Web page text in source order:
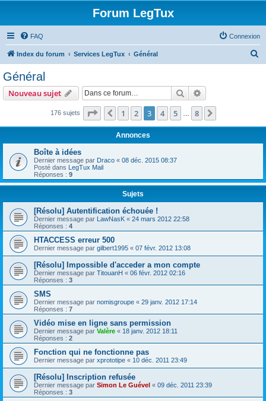
Forum LegTux
FAQ Connexion
Index du forum Services LegTux Général
r
Général
Nouveau sujet Rechercher
176 sujets Page sur8
Précédente
1 2 3 4 5 8
Annonces
Boîte à idées
Dernier message par Draco « 08 déc. 2015 08:37
Posté dans LegTux Mail
Réponses : 9
Sujets
[Résolu] Autentification échouée !
Dernier message par LawNasK « 24 mars 2012 22:58
Réponses : 4
HTACCESS erreur 500
Dernier message par gilbert1995 « 07 févr. 2012 13:08
[Résolu] Impossible d'acceder a mon compte
Dernier message par TitouanH « 06 févr. 2012 02:16
Réponses : 3
SMS
Dernier message par nomisgroupe « 29 janv. 2012 17:14
Réponses : 7
Vidéo mise en ligne sans permission
Dernier message par Valère « 18 janv. 2012 18:11
Réponses : 2
Fonction qui ne fonctionne pas
Dernier message par xprototipe « 10 déc. 2011 23:49
[Résolu] Inscription refusée
Dernier message par Simon Le Guével « 09 déc. 2011 23:39
Réponses : 3